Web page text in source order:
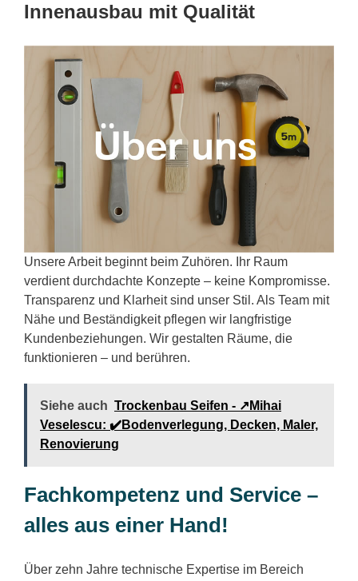
Innenausbau mit Qualität
Unsere Arbeit beginnt beim Zuhören. Ihr Raum
verdient durchdachte Konzepte – keine Kompromisse.
Transparenz und Klarheit sind unser Stil. Als Team mit
Nähe und Beständigkeit pflegen wir langfristige
Kundenbeziehungen. Wir gestalten Räume, die
funktionieren – und berühren.
Siehe auch Trockenbau Seifen - ↗️Mihai
Veselescu: ✔️Bodenverlegung, Decken, Maler,
Renovierung
Fachkompetenz und Service –
alles aus einer Hand!
Über zehn Jahre technische Expertise im Bereich